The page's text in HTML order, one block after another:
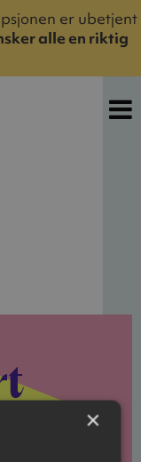
er ubetjent
alle en riktig
×